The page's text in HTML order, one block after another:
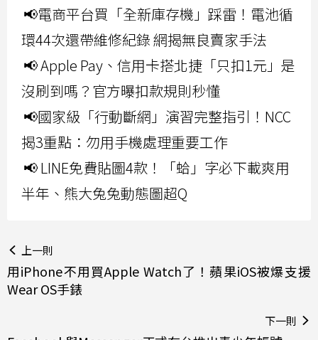
📢電商平台買「全新庫存機」踩雷！電池循
環44次還帶維修紀錄 網揭無良賣家手法
📢 Apple Pay、信用卡搭北捷「只扣1元」是
沒刷到嗎？官方曝扣款規則秒懂
📢國家級「行動斷網」演習完整指引！NCC
揭3重點：勿用手機處理重要工作
📢 LINE免費貼圖4款！「蛤」字必下載爽用
半年、熊大兔兔動態圖超Q
上一則
用iPhone不用買Apple Watch了！蘋果iOS被爆支援
Wear OS手錶
下一則